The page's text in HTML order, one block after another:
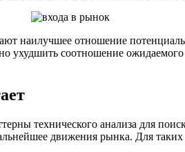
наилучшее отношение
ухудшить соотношение
технического анализа для
движения рынка. Для таких